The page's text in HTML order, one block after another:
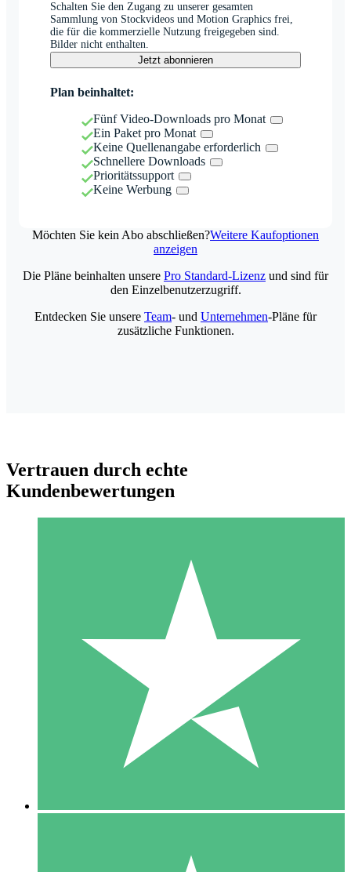
Schalten Sie den Zugang zu unserer gesamten
Sammlung von Stockvideos und Motion Graphics frei,
die für die kommerzielle Nutzung freigegeben sind.
Bilder nicht enthalten.
Jetzt abonnieren
Plan beinhaltet:
Fünf Video-Downloads pro Monat
Ein Paket pro Monat
Keine Quellenangabe erforderlich
Schnellere Downloads
Prioritätssupport
Keine Werbung
Möchten Sie kein Abo abschließen?Weitere Kaufoptionen
anzeigen
Individuelle Credit-Pakete
Zahlen Sie nach Bedarf mit Download-Credits. Keine
monatliche Verpflichtung erforderlich.
10 00
10 Downloads
Die Pläne beinhalten unsere Pro Standard-Lizenz und sind für
den Einzelbenutzerzugriff.
Entdecken Sie unsere Team- und Unternehmen-Pläne für
zusätzliche Funktionen.
Vertrauen durch echte
Kundenbewertungen